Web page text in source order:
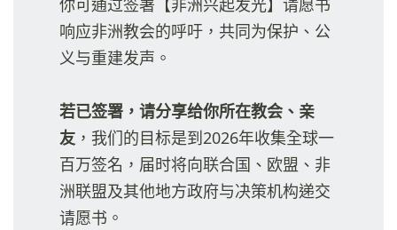
你可通过签署【非洲兴起发光】请愿书
响应非洲教会的呼吁，共同为保护、公
义与重建发声。
若已签署，请分享给你所在教会、亲
友 ，我们的目标是到2026年收集全球一
百万签名，届时将向联合国、欧盟、非
洲联盟及其他地方政府与决策机构递交
请愿书。